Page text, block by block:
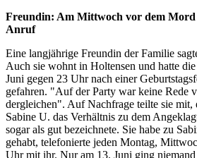
Freundin: Am Mittwoch vor dem Mord
Anruf
Eine langjährige Freundin der Familie
Auch sie wohnt in Holtensen und hatte
Juni gegen 23 Uhr nach einer
gefahren. "Auf der Party war keine Rede
dergleichen". Auf Nachfrage teilte sie mit,
Sabine U. das Verhältnis zu dem
sogar als gut bezeichnete. Sie habe zu
gehabt, telefonierte jeden Montag,
Uhr mit ihr. Nur am 13. Juni ging